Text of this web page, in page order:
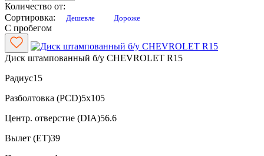
Количество от:
Сортировка:
Дешевле Дороже
С пробегом
Диск штампованный б/у CHEVROLET R15
Радиус15
Разболтовка (PCD)5x105
Центр. отверстие (DIA)56.6
Вылет (ET)39